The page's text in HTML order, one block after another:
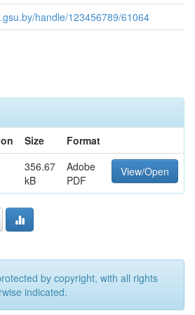
handle/123456789/61064
Size
Format
356.67
kB
Adobe
PDF
View/Open
by copyright, with all rights
indicated.